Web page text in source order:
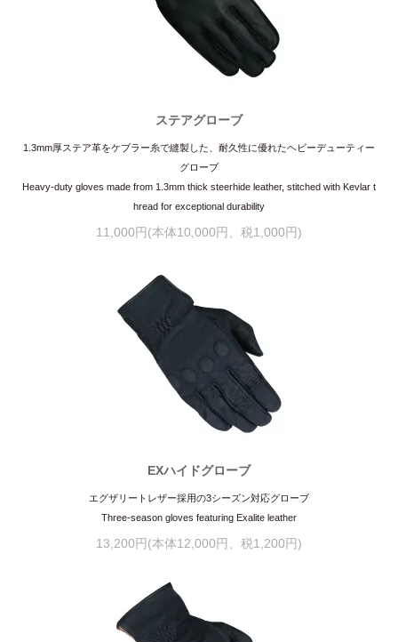
ステアグローブ
1.3mm厚ステア革をケブラー糸で縫製した、耐久性に優れたヘビーデューティー
グローブ
Heavy-duty gloves made from 1.3mm thick steerhide leather, stitched with Kevlar t
hread for exceptional durability
11,000円(本体10,000円、税1,000円)
EXハイドグローブ
エグザリートレザー採用の3シーズン対応グローブ
Three-season gloves featuring Exalite leather
13,200円(本体12,000円、税1,200円)